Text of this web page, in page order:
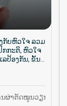
ກັບຫົວໃຈ ລວມ
ກກະຕິ, ຫົວໃຈ
ປ້ອງກັນ, ຂັ້ນ
ວໃຈໃນ
ນຜ່າຕັດໝູນວຽນ